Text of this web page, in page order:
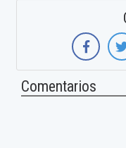
Comentarios